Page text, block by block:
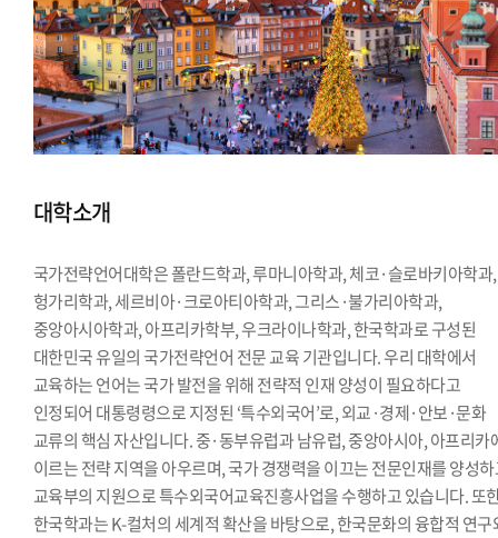
대학소개
국가전략언어대학은 폴란드학과, 루마니아학과, 체코·슬로바키아학과,
헝가리학과, 세르비아·크로아티아학과, 그리스·불가리아학과,
중앙아시아학과, 아프리카학부, 우크라이나학과, 한국학과로 구성된
대한민국 유일의 국가전략언어 전문 교육 기관입니다. 우리 대학에서
교육하는 언어는 국가 발전을 위해 전략적 인재 양성이 필요하다고
인정되어 대통령령으로 지정된 ‘특수외국어’로, 외교·경제·안보·문화
교류의 핵심 자산입니다. 중·동부유럽과 남유럽, 중앙아시아, 아프리카
이르는 전략 지역을 아우르며, 국가 경쟁력을 이끄는 전문인재를 양성
교육부의 지원으로 특수외국어교육진흥사업을 수행하고 있습니다. 또
한국학과는 K-컬처의 세계적 확산을 바탕으로, 한국문화의 융합적 연구